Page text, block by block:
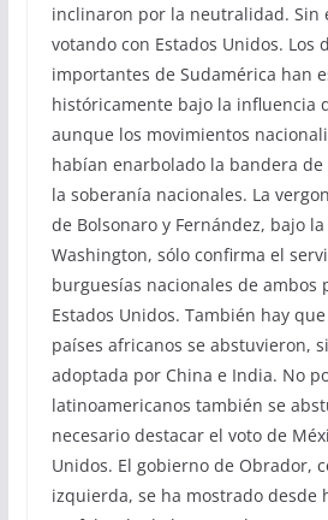
inclinaron por la neutralidad. Sin
votando con Estados Unidos. Los
importantes de Sudamérica han
históricamente bajo la influencia
aunque los movimientos
habían enarbolado la bandera
la soberanía nacionales. La
de Bolsonaro y Fernández, bajo
Washington, sólo confirma el
burguesías nacionales de ambos
Estados Unidos. También hay
países africanos se abstuvieron,
adoptada por China e India. No
latinoamericanos también se
necesario destacar el voto de
Unidos. El gobierno de Obrador,
izquierda, se ha mostrado desde